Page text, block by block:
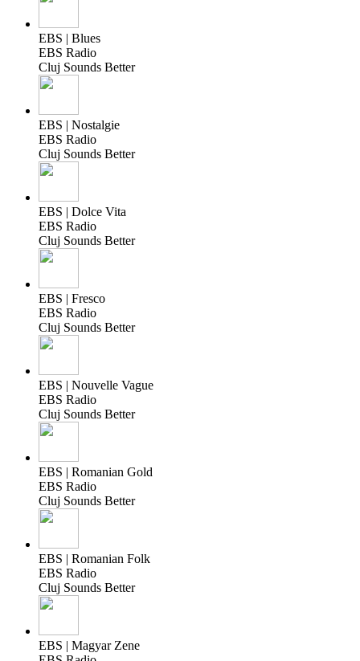
EBS | Blues
EBS Radio
Cluj Sounds Better
EBS | Nostalgie
EBS Radio
Cluj Sounds Better
EBS | Dolce Vita
EBS Radio
Cluj Sounds Better
EBS | Fresco
EBS Radio
Cluj Sounds Better
EBS | Nouvelle Vague
EBS Radio
Cluj Sounds Better
EBS | Romanian Gold
EBS Radio
Cluj Sounds Better
EBS | Romanian Folk
EBS Radio
Cluj Sounds Better
EBS | Magyar Zene